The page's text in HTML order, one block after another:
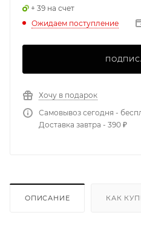
+ 39 на счет
Ожидаем поступление
Хочу в подарок
Самовывоз сегодня -
Доставка завтра - 390 ₽
ОПИСАНИЕ КАК